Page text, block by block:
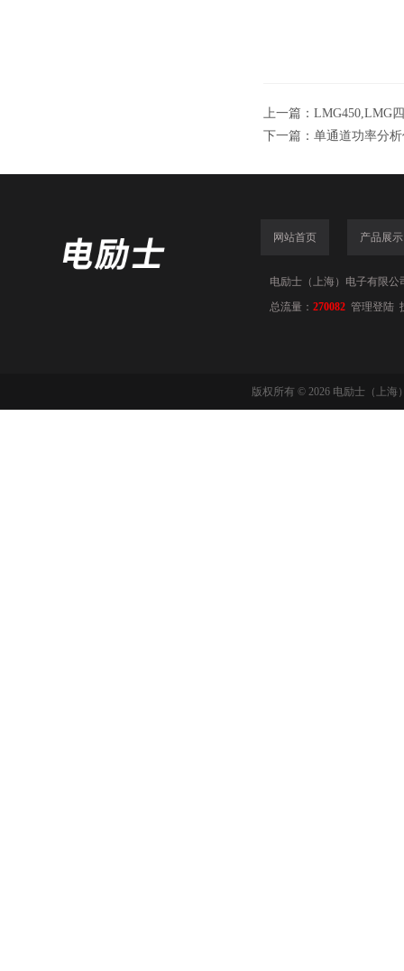
上一篇： LMG450,LMG
下一篇： 单通道功率分
网站首页 产品展示
电励士（上海）电子有限公
总流量： 270082 管理登陆
版权所有 © 2026 电励士（上